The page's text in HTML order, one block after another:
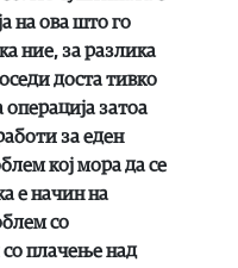
на ова што го
ние, за разлика
доста тивко
операција затоа
за еден
кој мора да се
е начин на
со
плачење над